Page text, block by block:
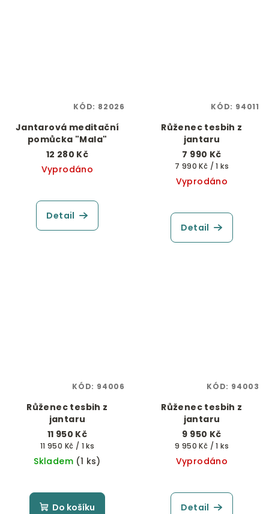
Jantarová meditační
pomůcka "Mala"
12 280 Kč
Vyprodáno
Detail
KÓD: 82026
Růženec tesbih z
jantaru
7 990 Kč
Měrná
cena:
7 990 Kč / 1 ks
Vyprodáno
Detail
KÓD: 94011
Růženec tesbih z
jantaru
11 950 Kč
Měrná
cena:
11 950 Kč / 1 ks
Skladem (1 ks)
Do košíku
KÓD: 94006
Růženec tesbih z
jantaru
9 950 Kč
Měrná
cena:
9 950 Kč / 1 ks
Vyprodáno
Detail
KÓD: 94003